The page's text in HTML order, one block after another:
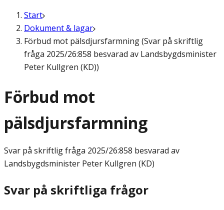
Start
Dokument & lagar
Förbud mot pälsdjursfarmning (Svar på skriftlig
fråga 2025/26:858 besvarad av Landsbygdsminister
Peter Kullgren (KD))
Förbud mot
pälsdjursfarmning
Svar på skriftlig fråga 2025/26:858 besvarad av
Landsbygdsminister Peter Kullgren (KD)
Svar på skriftliga frågor